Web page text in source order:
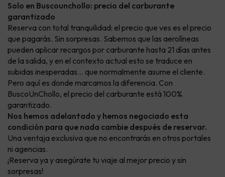
Solo en Buscounchollo: precio del carburante
garantizado
Reserva con total tranquilidad: el precio que ves es el precio
que pagarás. Sin sorpresas. Sabemos que las aerolíneas
pueden aplicar recargos por carburante hasta 21 días antes
de la salida, y en el contexto actual esto se traduce en
subidas inesperadas… que normalmente asume el cliente.
Pero aquí es donde marcamos la diferencia. Con
BuscoUnChollo, el precio del carburante está 100%
garantizado.
Nos hemos adelantado y hemos negociado esta
condición para que nada cambie después de reservar.
Una ventaja exclusiva que no encontrarás en otros portales
ni agencias.
¡Reserva ya y asegúrate tu viaje al mejor precio y sin
sorpresas!